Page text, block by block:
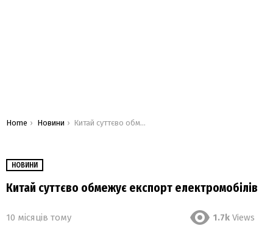
You are here:
Home Новини Китай суттєво обмежує експорт електромобілів
НОВИНИ
Китай суттєво обмежує експорт електромобілів
10 місяців тому 1.7k Views